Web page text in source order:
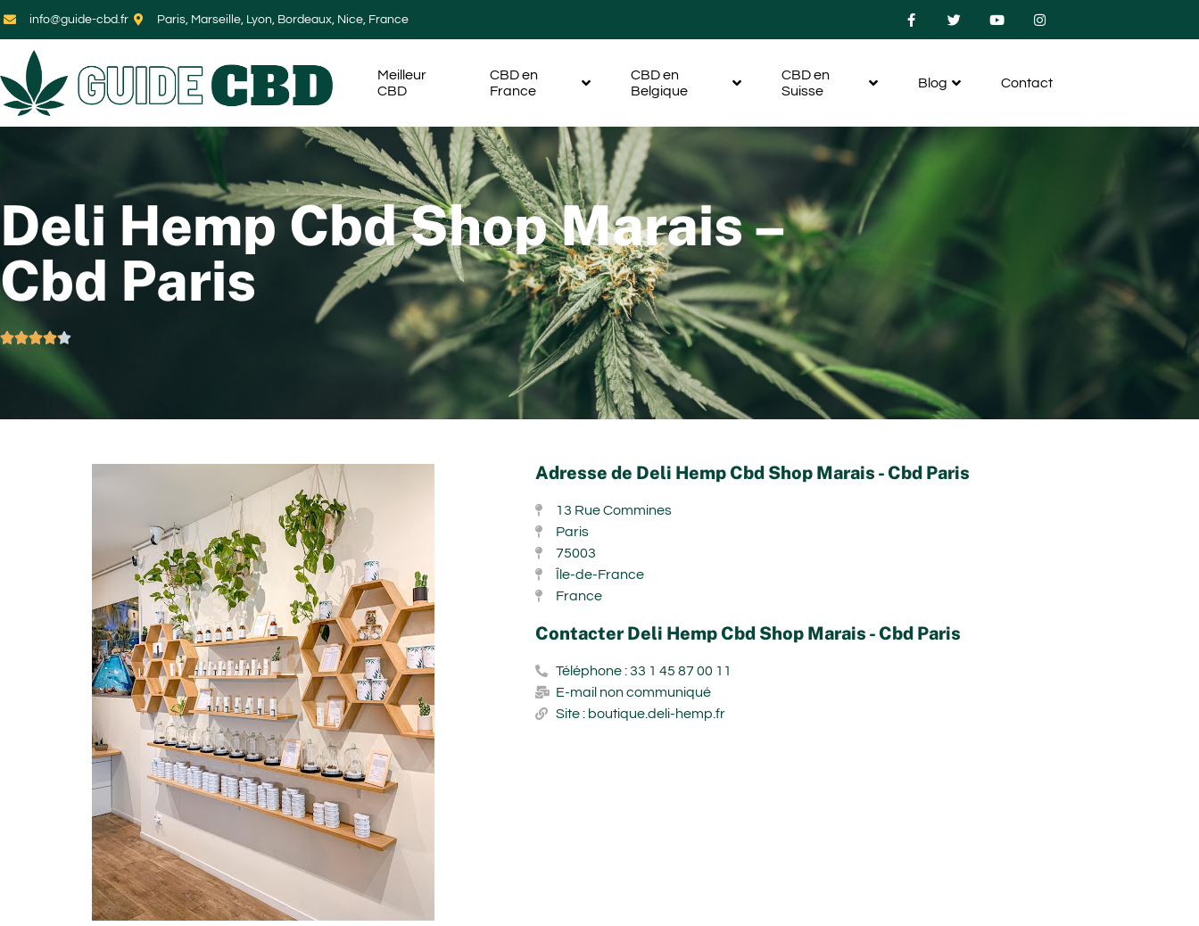
info@guide-cbd.fr Paris, Marseille, Lyon, Bordeaux, Nice, France
Meilleur
CBD
CBD en
France
CBD en
Belgique
CBD en
Suisse
Blog Contact
Deli Hemp Cbd Shop Marais –
Cbd Paris

Adresse de Deli Hemp Cbd Shop Marais - Cbd Paris
13 Rue Commines
Paris
75003
Île-de-France
France
Contacter Deli Hemp Cbd Shop Marais - Cbd Paris
Téléphone : 33 1 45 87 00 11
E-mail non communiqué
Site : boutique.deli-hemp.fr